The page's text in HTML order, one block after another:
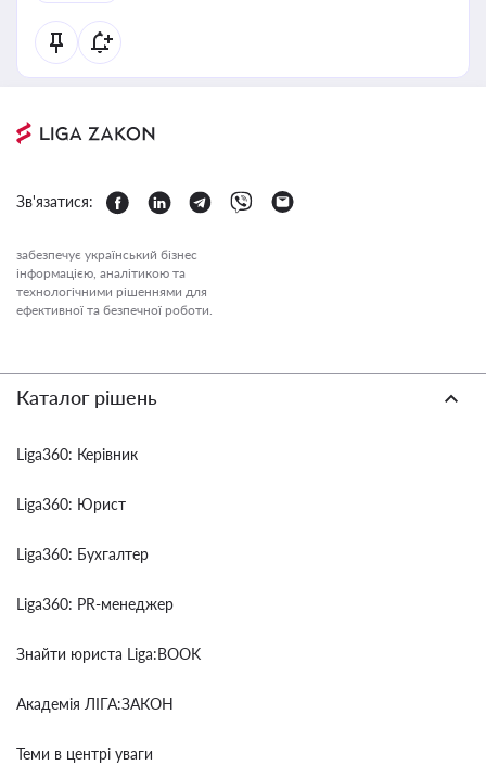
Зв'язатися:
забезпечує український бізнес
інформацією, аналітикою та
технологічними рішеннями для
ефективної та безпечної роботи.
Каталог рішень
Liga360: Керівник
Liga360: Юрист
Liga360: Бухгалтер
Liga360: PR-менеджер
Знайти юриста Liga:BOOK
Академія ЛІГА:ЗАКОН
Теми в центрі уваги